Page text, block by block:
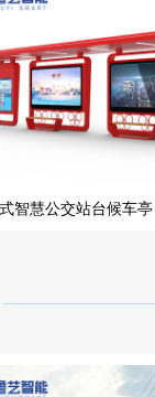
智慧公交站台候车亭